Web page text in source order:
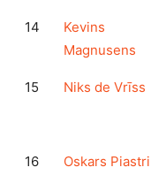
14
Kevins
Magnusens
15 Niks de Vrīss
16 Oskars Piastri